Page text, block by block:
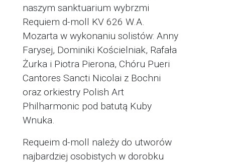
naszym sanktuarium wybrzmi
Requiem d-moll KV 626 W.A.
Mozarta w wykonaniu solistów: Anny
Farysej, Dominiki Kościelniak, Rafała
Żurka i Piotra Pierona, Chóru Pueri
Cantores Sancti Nicolai z Bochni
oraz orkiestry Polish Art
Philharmonic pod batutą Kuby
Wnuka.
Requeim d-moll należy do utworów
najbardziej osobistych w dorobku